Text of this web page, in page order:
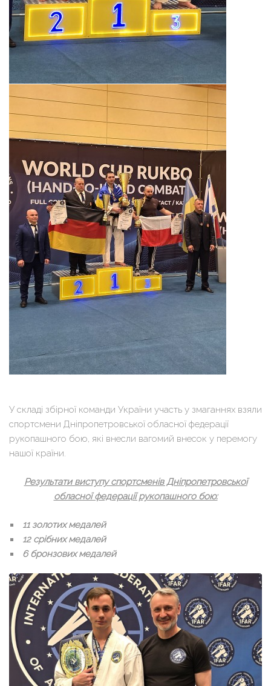
У складі збірної команди України участь у змаганнях взяли
спортсмени Дніпропетровської обласної федерації
рукопашного бою, які внесли вагомий внесок у перемогу
нашої країни.
Результати виступу спортсменів Дніпропетровської
обласної федерації рукопашного бою:
11 золотих медалей
12 срібних медалей
6 бронзових медалей